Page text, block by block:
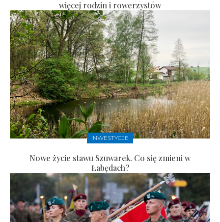
więcej rodzin i rowerzystów
INWESTYCJE
Nowe życie stawu Szuwarek. Co się zmieni w
Łabędach?